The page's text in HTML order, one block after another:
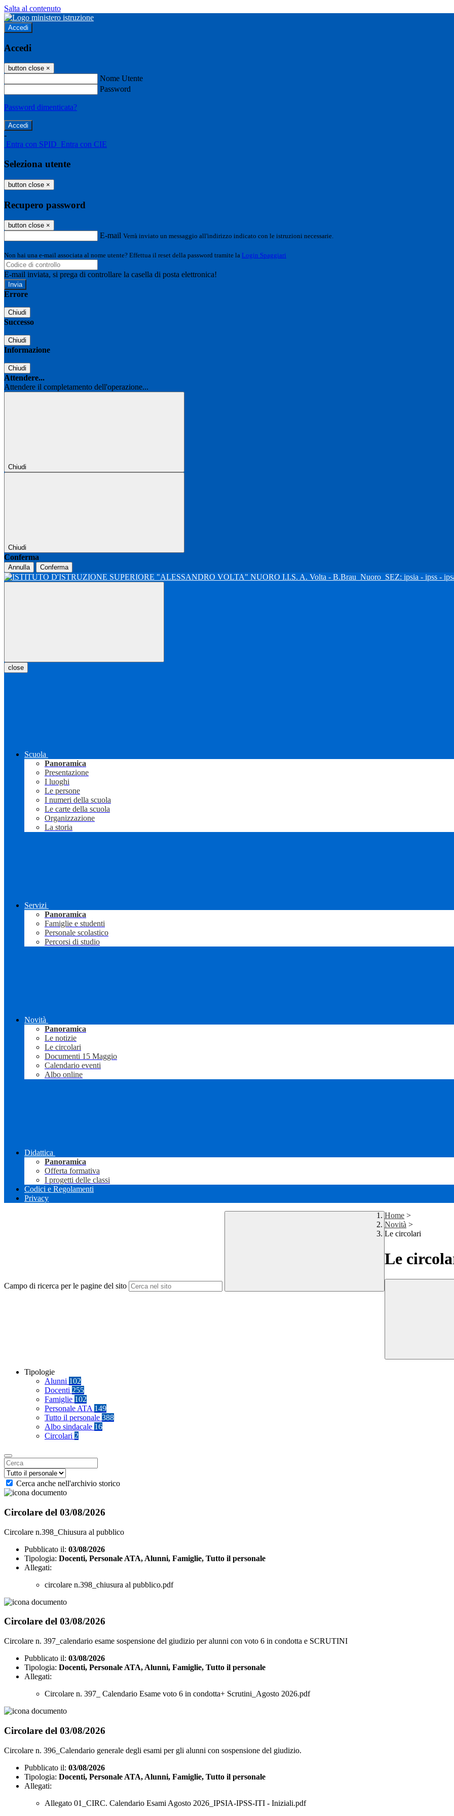
Salta al contenuto
Accedi
Accedi
button close ×
Nome Utente
Password
Password dimenticata?
-
Entra con SPID Entra con CIE
Seleziona utente
button close ×
Recupero password
button close ×
E-mail Verrà inviato un messaggio all'indirizzo indicato con le istruzioni necessarie.
Non hai una e-mail associata al nome utente? Effettua il reset della password tramite la Login Spaggiari
E-mail inviata, si prega di controllare la casella di posta elettronica!
Errore
Chiudi
Successo
Chiudi
Informazione
Chiudi
Attendere...
Attendere il completamento dell'operazione...
Chiudi
Chiudi
Conferma
Annulla Conferma
I.I.S. A. Volta - B.Brau Nuoro SEZ: ipsia - ipss -
close
Scuola
Panoramica
Presentazione
I luoghi
Le persone
I numeri della scuola
Le carte della scuola
Organizzazione
La storia
Servizi
Panoramica
Famiglie e studenti
Personale scolastico
Percorsi di studio
Novità
Panoramica
Le notizie
Le circolari
Documenti 15 Maggio
Calendario eventi
Albo online
Didattica
Panoramica
Offerta formativa
I progetti delle classi
Codici e Regolamenti
Privacy
Campo di ricerca per le pagine del sito
Home >
Novità >
Le circolari
Le
Tipologie
Alunni 102
Docenti 255
Famiglie 102
Personale ATA 149
Tutto il personale 388
Albo sindacale 16
Circolari 2
Cerca anche nell'archivio storico
Circolare del 03/08/2026
Circolare n.398_Chiusura al pubblico
Pubblicato il: 03/08/2026
Tipologia: Docenti, Personale ATA, Alunni, Famiglie, Tutto il personale
Allegati:
circolare n.398_chiusura al pubblico.pdf
Circolare del 03/08/2026
Circolare n. 397_calendario esame sospensione del giudizio per alunni con voto 6 in condotta e SCRUTINI
Pubblicato il: 03/08/2026
Tipologia: Docenti, Personale ATA, Alunni, Famiglie, Tutto il personale
Allegati:
Circolare n. 397_ Calendario Esame voto 6 in condotta+ Scrutini_Agosto 2026.pdf
Circolare del 03/08/2026
Circolare n. 396_Calendario generale degli esami per gli alunni con sospensione del giudizio.
Pubblicato il: 03/08/2026
Tipologia: Docenti, Personale ATA, Alunni, Famiglie, Tutto il personale
Allegati:
Allegato 01_CIRC. Calendario Esami Agosto 2026_IPSIA-IPSS-ITI - Iniziali.pdf